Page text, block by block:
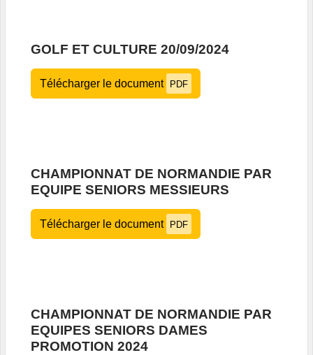
GOLF ET CULTURE 20/09/2024
Télécharger le document PDF
CHAMPIONNAT DE NORMANDIE PAR
EQUIPE SENIORS MESSIEURS
Télécharger le document PDF
CHAMPIONNAT DE NORMANDIE PAR
EQUIPES SENIORS DAMES
PROMOTION 2024